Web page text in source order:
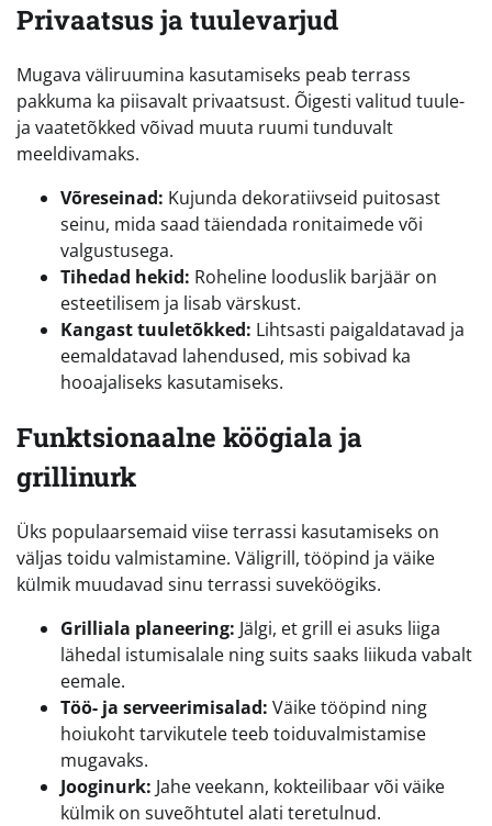
Privaatsus ja tuulevarjud
Mugava väliruumina kasutamiseks peab terrass
pakkuma ka piisavalt privaatsust. Õigesti valitud tuule-
ja vaatetõkked võivad muuta ruumi tunduvalt
meeldivamaks.
Võreseinad: Kujunda dekoratiivseid puitosast
seinu, mida saad täiendada ronitaimede või
valgustusega.
Tihedad hekid: Roheline looduslik barjäär on
esteetilisem ja lisab värskust.
Kangast tuuletõkked: Lihtsasti paigaldatavad ja
eemaldatavad lahendused, mis sobivad ka
hooajaliseks kasutamiseks.
Funktsionaalne köögiala ja
grillinurk
Üks populaarsemaid viise terrassi kasutamiseks on
väljas toidu valmistamine. Väligrill, tööpind ja väike
külmik muudavad sinu terrassi suveköögiks.
Grilliala planeering: Jälgi, et grill ei asuks liiga
lähedal istumisalale ning suits saaks liikuda vabalt
eemale.
Töö- ja serveerimisalad: Väike tööpind ning
hoiukoht tarvikutele teeb toiduvalmistamise
mugavaks.
Jooginurk: Jahe veekann, kokteilibaar või väike
külmik on suveõhtutel alati teretulnud.